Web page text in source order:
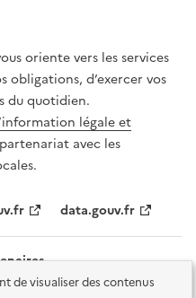
de visualiser des contenus
oriente vers les services
d’exercer vos
du quotidien.
légale et
avec les
data.gouv.fr